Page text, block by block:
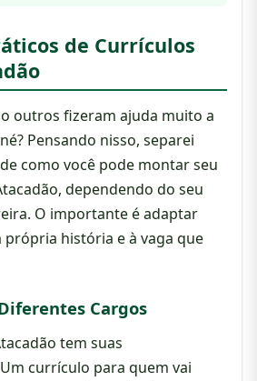
de Currículos
outros fizeram ajuda muito a
Pensando nisso, separei
como você pode montar seu
dependendo do seu
O importante é adaptar
própria história e à vaga que
Cargos
tem suas
currículo para quem vai